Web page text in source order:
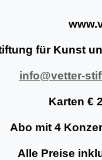
für Kunst
info@vetter-
Karten €
Abo mit 4
Alle Preise